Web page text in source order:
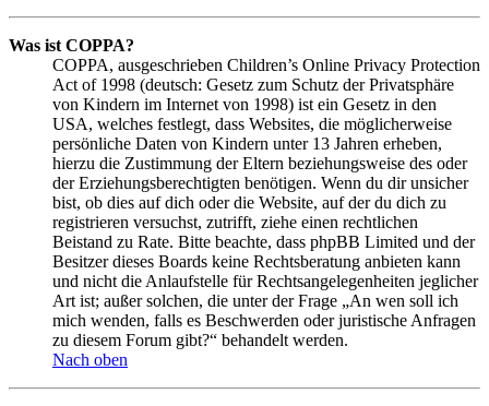
Was ist COPPA?
COPPA, ausgeschrieben Children’s Online Privacy Protection
Act of 1998 (deutsch: Gesetz zum Schutz der Privatsphäre
von Kindern im Internet von 1998) ist ein Gesetz in den
USA, welches festlegt, dass Websites, die möglicherweise
persönliche Daten von Kindern unter 13 Jahren erheben,
hierzu die Zustimmung der Eltern beziehungsweise des oder
der Erziehungsberechtigten benötigen. Wenn du dir unsicher
bist, ob dies auf dich oder die Website, auf der du dich zu
registrieren versuchst, zutrifft, ziehe einen rechtlichen
Beistand zu Rate. Bitte beachte, dass phpBB Limited und der
Besitzer dieses Boards keine Rechtsberatung anbieten kann
und nicht die Anlaufstelle für Rechtsangelegenheiten jeglicher
Art ist; außer solchen, die unter der Frage „An wen soll ich
mich wenden, falls es Beschwerden oder juristische Anfragen
zu diesem Forum gibt?“ behandelt werden.
Nach oben